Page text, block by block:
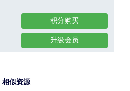
积分购买
升级会员
相似资源